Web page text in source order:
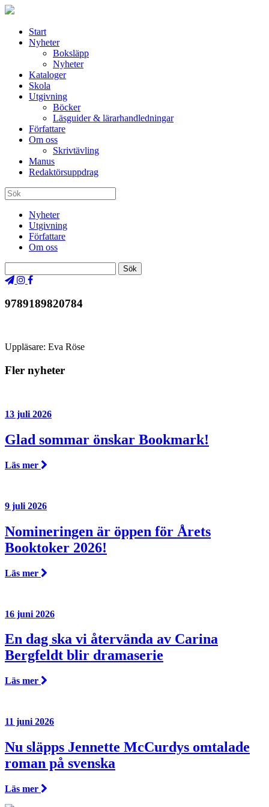
Start
Nyheter
Boksläpp
Nyheter
Kataloger
Skola
Utgivning
Böcker
Läsguider & lärarhandledningar
Författare
Om oss
Skrivtävling
Manus
Redaktörsuppdrag
Nyheter
Utgivning
Författare
Om oss
9789189820784
Uppläsare: Eva Röse
Fler nyheter
13 juli 2026
Glad sommar önskar Bookmark!
Läs mer
9 juli 2026
Nomineringen är öppen för Årets
Booktoker 2026!
Läs mer
16 juni 2026
En dag ska vi återvända av Carina
Bergfeldt blir dramaserie
Läs mer
11 juni 2026
Nu släpps Jennette McCurdys omtalade
roman på svenska
Läs mer